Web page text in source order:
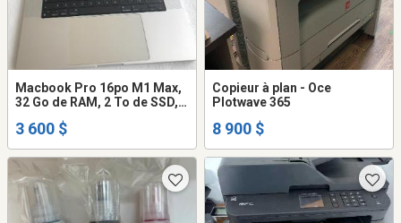
Macbook Pro 16po M1 Max,
32 Go de RAM, 2 To de SSD,
3 600 $
Copieur à plan - Oce
Plotwave 365
8 900 $